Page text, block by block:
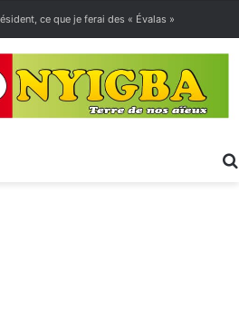
ce que je ferai des « Évalas »